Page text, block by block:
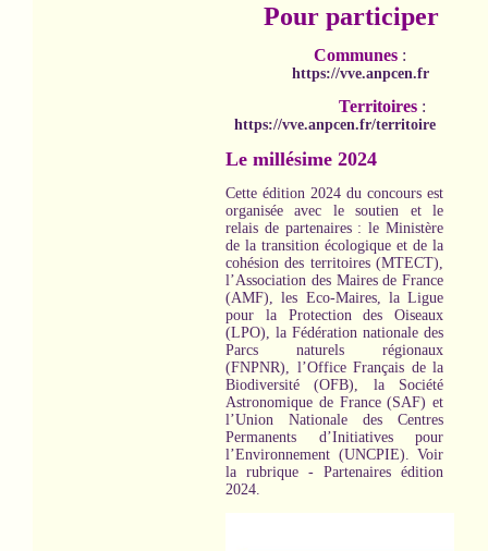
Pour participer
Communes :
https://vve.anpcen.fr
Territoires :
https://vve.anpcen.fr/territoire
Le millésime 2024
Cette édition 2024 du concours est
organisée avec le soutien et le
relais de partenaires : le Ministère
de la transition écologique et de la
cohésion des territoires (MTECT),
l’Association des Maires de France
(AMF), les Eco-Maires, la Ligue
pour la Protection des Oiseaux
(LPO), la Fédération nationale des
Parcs naturels régionaux
(FNPNR), l’Office Français de la
Biodiversité (OFB), la Société
Astronomique de France (SAF) et
l’Union Nationale des Centres
Permanents d’Initiatives pour
l’Environnement (UNCPIE). Voir
la rubrique - Partenaires édition
2024.